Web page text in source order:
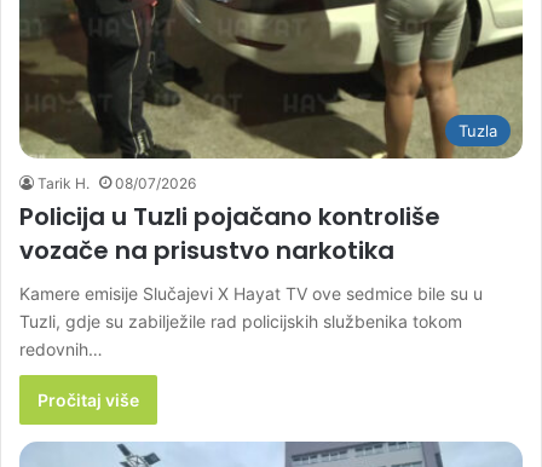
Tuzla
Tarik H. 08/07/2026
Policija u Tuzli pojačano kontroliše
vozače na prisustvo narkotika
Kamere emisije Slučajevi X Hayat TV ove sedmice bile su u
Tuzli, gdje su zabilježile rad policijskih službenika tokom
redovnih…
Pročitaj više